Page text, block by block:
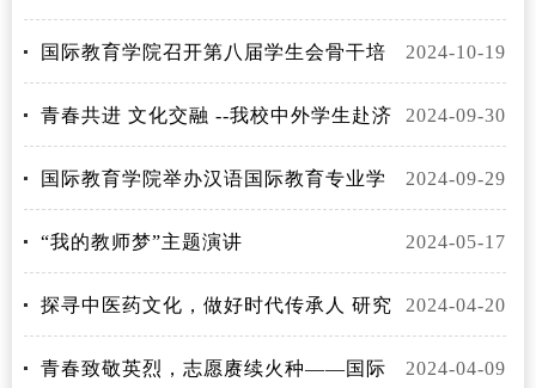
院举办讲座 2024-10-19
国际教育学院召开第八届学生会骨干培
训会 2024-09-30
青春共进 文化交融 --我校中外学生赴济
宁参加2024中外青年学生孔子文化... 2024-09-29
国际教育学院举办汉语国际教育专业学
生座谈会 2024-05-17
“我的教师梦”主题演讲
2024-04-20
探寻中医药文化，做好时代传承人 研究
生实践活动（三） ——山东省中医... 2024-04-09
青春致敬英烈，志愿赓续火种——国际